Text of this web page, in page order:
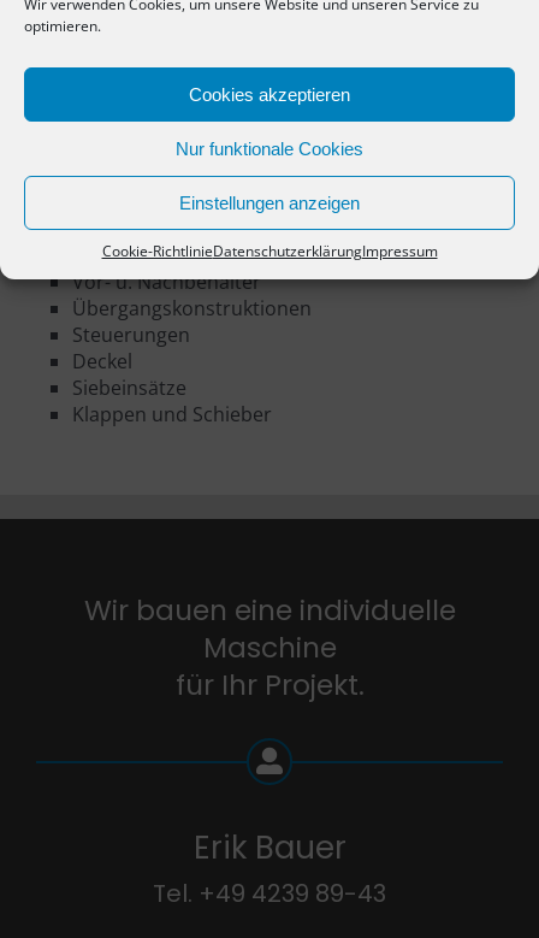
Wir verwenden Cookies, um unsere Website und unseren Service zu
optimieren.
Cookies akzeptieren
Nur funktionale Cookies
Einstellungen anzeigen
Cookie-RichtlinieDatenschutzerklärungImpressum
Zubehör
Untergestelle
Kompensatoren
Vor- u. Nachbehälter
Übergangskonstruktionen
Steuerungen
Deckel
Siebeinsätze
Klappen und Schieber
Wir bauen eine individuelle
Maschine
für Ihr Projekt.
Erik Bauer
Tel. +49 4239 89-43